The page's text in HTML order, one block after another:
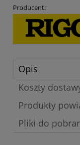
Producent:
Opis
Koszty
Cena nie zawiera
Produkty
Pliki do